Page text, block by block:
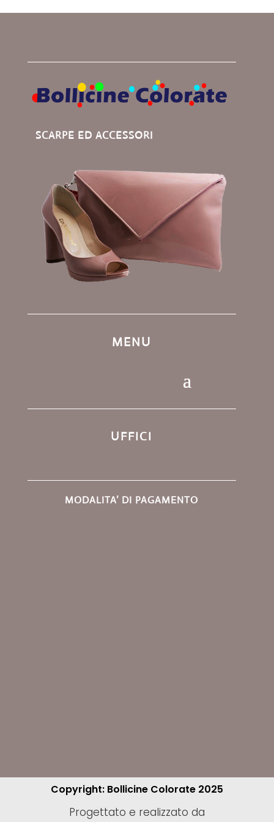
SCARPE ED ACCESSORI
MENU
UFFICI
MODALITA’ DI PAGAMENTO
Copyright: Bollicine Colorate 2025
Progettato e realizzato da